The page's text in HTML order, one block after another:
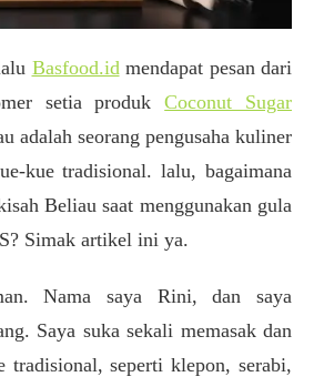
Basfood.idmendapat pesan dari
setia produkCoconut Sugar
adalah seorang pengusaha kuliner
kue tradisional. lalu, bagaimana
Beliau saat menggunakan gula
Simak artikel ini ya.
Nama saya Rini, dan saya
Saya suka sekali memasak dan
tradisional, seperti klepon, serabi,